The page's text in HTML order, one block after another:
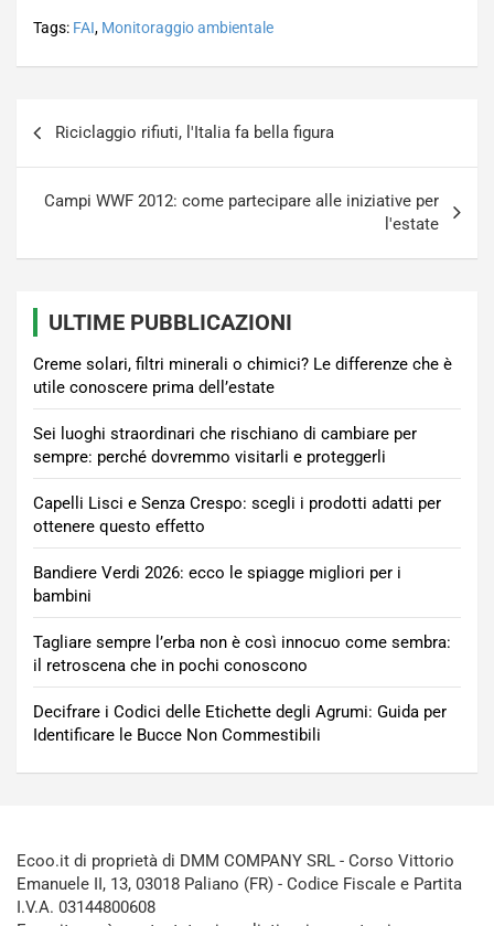
Tags: FAI, Monitoraggio ambientale
Riciclaggio rifiuti, l'Italia fa bella figura
Campi WWF 2012: come partecipare alle iniziative per
l'estate
ULTIME PUBBLICAZIONI
Creme solari, filtri minerali o chimici? Le differenze che è
utile conoscere prima dell’estate
Sei luoghi straordinari che rischiano di cambiare per
sempre: perché dovremmo visitarli e proteggerli
Capelli Lisci e Senza Crespo: scegli i prodotti adatti per
ottenere questo effetto
Bandiere Verdi 2026: ecco le spiagge migliori per i
bambini
Tagliare sempre l’erba non è così innocuo come sembra:
il retroscena che in pochi conoscono
Decifrare i Codici delle Etichette degli Agrumi: Guida per
Identificare le Bucce Non Commestibili
Ecoo.it di proprietà di DMM COMPANY SRL - Corso Vittorio
Emanuele II, 13, 03018 Paliano (FR) - Codice Fiscale e Partita
I.V.A. 03144800608